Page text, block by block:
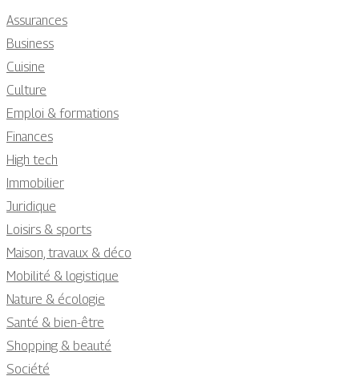
Assurances
Business
Cuisine
Culture
Emploi & formations
Finances
High tech
Immobilier
Juridique
Loisirs & sports
Maison, travaux & déco
Mobilité & logistique
Nature & écologie
Santé & bien-être
Shopping & beauté
Société